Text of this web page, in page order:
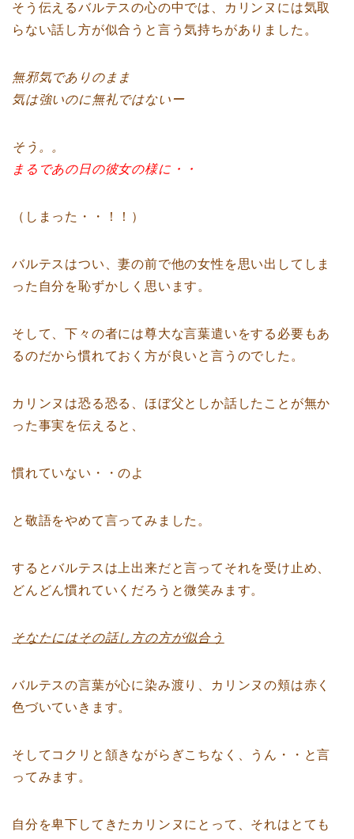
そう伝えるバルテスの心の中では、カリンヌには気取
らない話し方が似合うと言う気持ちがありました。
無邪気でありのまま
気は強いのに無礼ではないー
そう。。
まるであの日の彼女の様に・・
（しまった・・！！）
バルテスはつい、妻の前で他の女性を思い出してしま
った自分を恥ずかしく思います。
そして、下々の者には尊大な言葉遣いをする必要もあ
るのだから慣れておく方が良いと言うのでした。
カリンヌは恐る恐る、ほぼ父としか話したことが無か
った事実を伝えると、
慣れていない・・のよ
と敬語をやめて言ってみました。
するとバルテスは上出来だと言ってそれを受け止め、
どんどん慣れていくだろうと微笑みます。
そなたにはその話し方の方が似合う
バルテスの言葉が心に染み渡り、カリンヌの頬は赤く
色づいていきます。
そしてコクリと頷きながらぎこちなく、うん・・と言
ってみます。
自分を卑下してきたカリンヌにとって、それはとても